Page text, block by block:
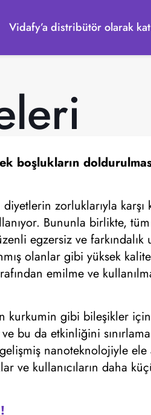
Vidafy’a distribütör olarak
boşlukların
zorluklarıyla karşı
Bununla birlikte,
egzersiz ve
olanlar gibi yüksek
emilme ve
gibi bileşikler
bu da etkinliğini
nanoteknolojiyle ele
ve kullanıcıların daha